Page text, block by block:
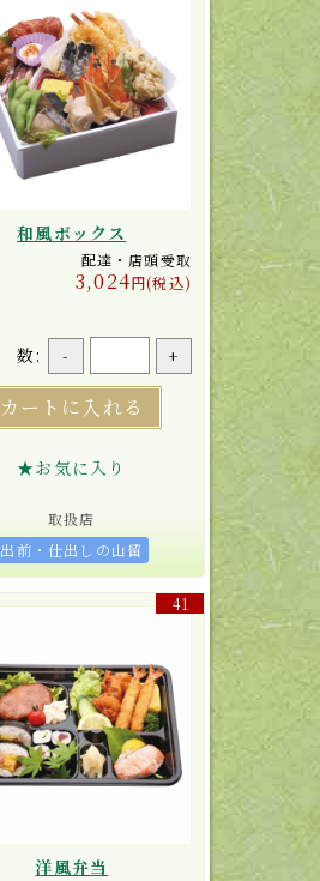
和風ボックス
配達・店頭受取
3,024円(税込)
数: - +
カートに入れる
★お気に入り
取扱店
出前・仕出しの山留
41
洋風弁当